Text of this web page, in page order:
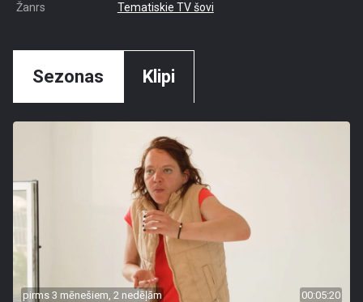
Žanrs Tematiskie TV šovi
Sezonas Klipi
pirms 3 mēnešiem, 2 nedēļām 00:05:20